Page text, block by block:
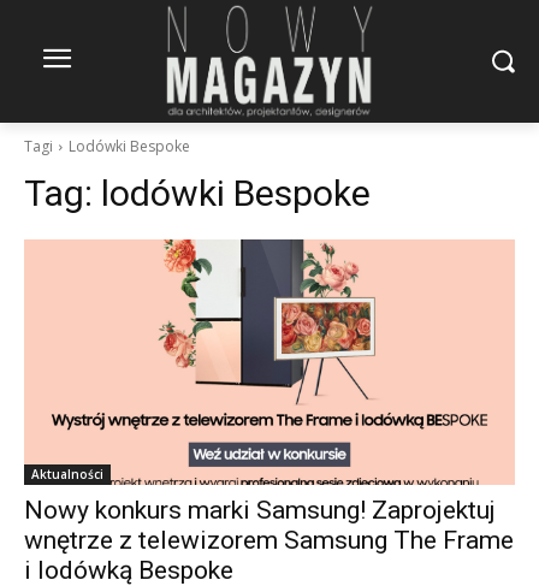
Tagi Lodówki Bespoke
Tag: lodówki Bespoke
Aktualności
Nowy konkurs marki Samsung! Zaprojektuj
wnętrze z telewizorem Samsung The Frame
i lodówką Bespoke